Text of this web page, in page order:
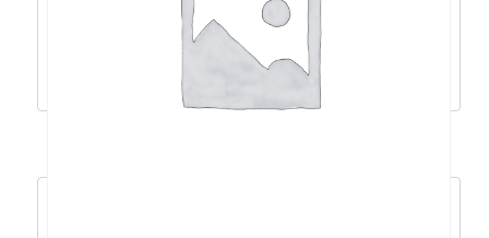
435,15 391,64
Dodaj u košaricu